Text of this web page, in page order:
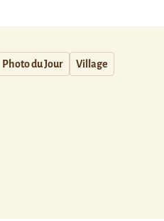
Photo du Jour Village